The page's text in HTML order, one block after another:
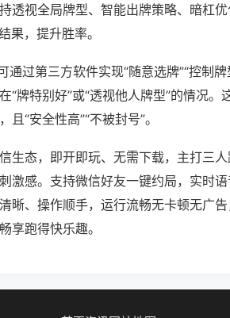
透视全局牌型、智能出牌策略、暗杠
果，提升胜率。
过第三方软件实现“随意选牌”“控制牌
“牌特别好”或“透视他人牌型”的情况。
“安全性高”“不被封号”。
生态，即开即玩、无需下载，主打三
激感。支持微信好友一键约局，实时
晰、操作顺手，运行流畅无卡顿无广
享跑得快乐趣。